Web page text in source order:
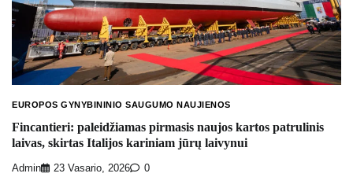
EUROPOS GYNYBININIO SAUGUMO NAUJIENOS
Fincantieri: paleidžiamas pirmasis naujos kartos patrulinis
laivas, skirtas Italijos kariniam jūrų laivynui
Admin 23 Vasario, 2026 0